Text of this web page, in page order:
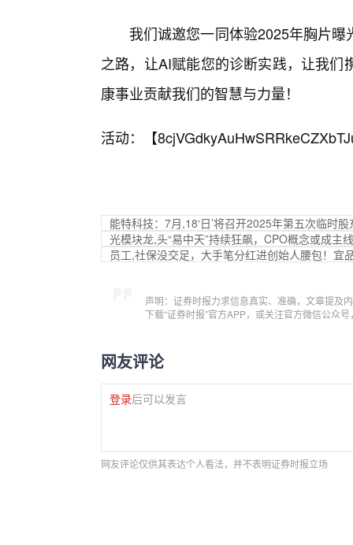
我们诚邀您一同体验2025年胸片
之路，让AI赋能您的诊断实践，让我
康事业贡献我们的智慧与力量！
活动：【
能特科技：7月,18‘日’将召开2025年第五次临时
光模块龙,头“易中天”持续狂飙，CPO概念或成主
员工,社保没交足，大手笔分红进创始人腰包！宜
声明：证券时报力求信息真实、准确，文章提及
下载“证券时报”官方APP，或关注官方微信公众
网友评论
登录后可以发言
网友评论仅供其表达个人看法，并不表明证券时报立场